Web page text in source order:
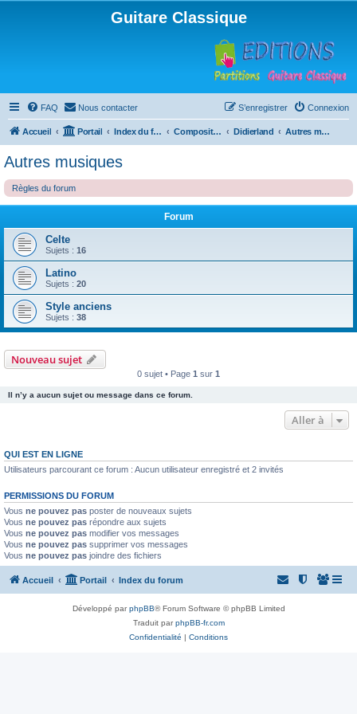
Guitare Classique
FAQ Nous contacter Connexion
S’enregistrer
Accueil Portail Index du forum Compositions Didierland Autres musiques
Autres musiques
Règles du forum
Forum
Celte
Sujets : 16
Latino
Sujets : 20
Style anciens
Sujets : 38
Nouveau sujet
0 sujet • Page 1 sur 1
Il n’y a aucun sujet ou message dans ce forum.
Aller à
QUI EST EN LIGNE
Utilisateurs parcourant ce forum : Aucun utilisateur enregistré et 2 invités
PERMISSIONS DU FORUM
Vous ne pouvez pas poster de nouveaux sujets
Vous ne pouvez pas répondre aux sujets
Vous ne pouvez pas modifier vos messages
Vous ne pouvez pas supprimer vos messages
Vous ne pouvez pas joindre des fichiers
Accueil Portail Index du forum
Développé parphpBB® Forum Software © phpBB Limited
Traduit parphpBB-fr.com
Confidentialité | Conditions